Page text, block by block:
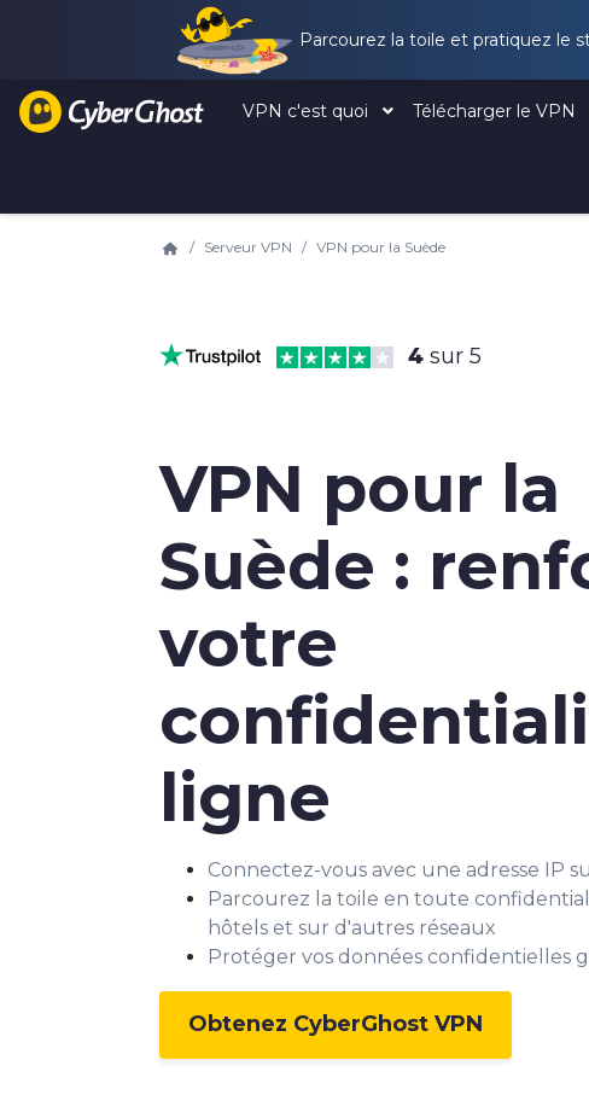
Parcourez la toile et pratiquez le
VPN c'est quoi Télécharger le VPN
Serveur VPN VPN pour la Suède
4 sur 5
VPN pour la
Suède :
votre
ligne
Connectez-vous avec une adresse IP
Parcourez la toile en toute
hôtels et sur d'autres réseaux
Protéger vos données confidentielles
Obtenez CyberGhost VPN